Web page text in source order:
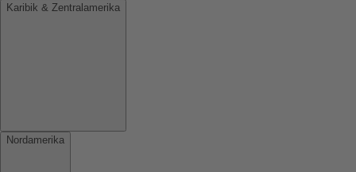
Karibik & Zentralamerika
Nordamerika